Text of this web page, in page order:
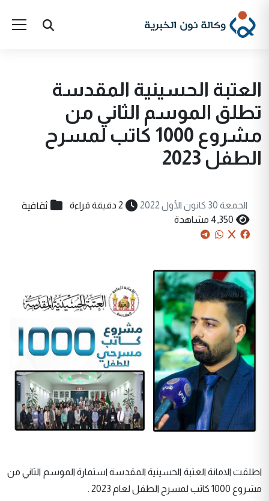
العتبة الحسينية المقدسة
تطلق الموسم الثاني من
مشروع 1000 كاتب لمسرح
الطفل 2023
الجمعة 30 كانون الأول 2022 2 دقيقة قراءة ثقافية
4,350 مشاهدة
اطلقت الامانة العتبة الحسينية المقدسة استمارة الموسم الثاني من
مشروع 1000 كاتب لمسرح الطفل لعام 2023 .